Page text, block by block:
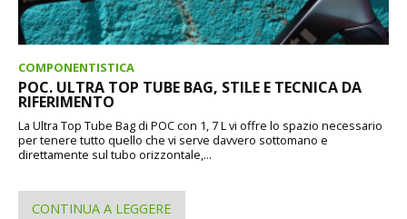
COMPONENTISTICA
POC. ULTRA TOP TUBE BAG, STILE E TECNICA DA
RIFERIMENTO
La Ultra Top Tube Bag di POC con 1, 7 L vi offre lo spazio necessario
per tenere tutto quello che vi serve davvero sottomano e
direttamente sul tubo orizzontale,...
CONTINUA A LEGGERE